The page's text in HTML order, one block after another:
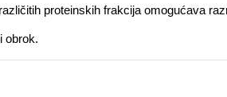
proteinskih frakcija omogućava
obrok.